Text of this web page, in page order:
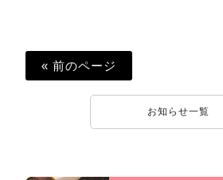
« 前のページ
お知らせ一覧